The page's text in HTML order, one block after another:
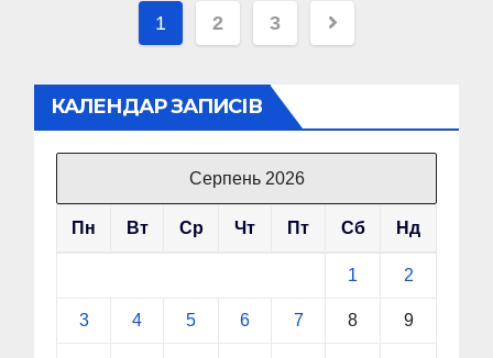
Пагінація
1 2 3
КАЛЕНДАР ЗАПИСІВ
Серпень 2026
Пн Вт Ср Чт Пт Сб Нд
1 2
3 4 5 6 7 8 9